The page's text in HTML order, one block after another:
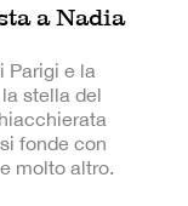
a Nadia
Parigi e la
stella del
fonde con
molto altro.